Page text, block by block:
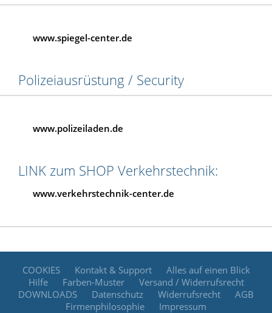
www.spiegel-center.de
Polizeiausrüstung / Security
www.polizeiladen.de
LINK zum SHOP Verkehrstechnik:
www.verkehrstechnik-center.de
COOKIES Kontakt & Support
Alles auf einen Blick
Hilfe
Farben-Muster
Versand / Widerrufsrecht
DOWNLOADS
Datenschutz Widerrufsrecht
AGB
Firmenphilosophie
Impressum